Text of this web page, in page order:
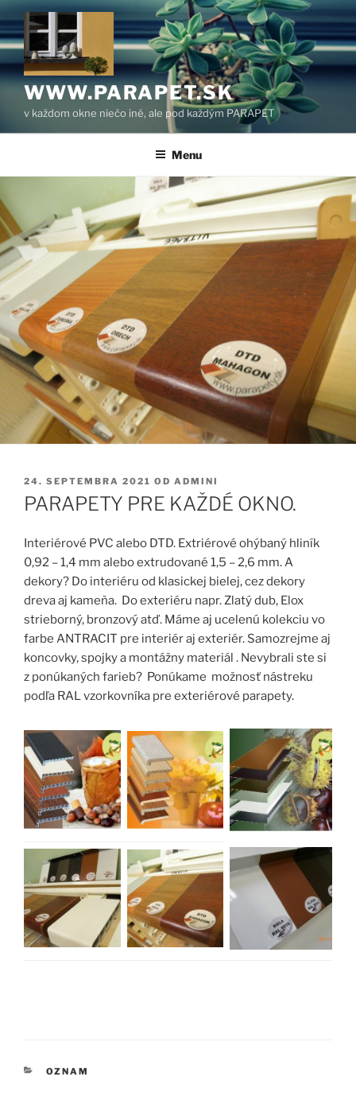
Prejsť
na
obsah
WWW.PARAPET.SK
v každom okne niečo iné, ale pod každým PARAPET
Menu
PUBLIKOVANÉ
24. SEPTEMBRA 2021 OD ADMINI
PARAPETY PRE KAŽDÉ OKNO.
Interiérové PVC alebo DTD. Extriérové ohýbaný hliník
0,92 – 1,4 mm alebo extrudované 1,5 – 2,6 mm. A
dekory? Do interiéru od klasickej bielej, cez dekory
dreva aj kameňa. Do exteriéru napr. Zlatý dub, Elox
strieborný, bronzový atď. Máme aj ucelenú kolekciu vo
farbe ANTRACIT pre interiér aj exteriér. Samozrejme aj
koncovky, spojky a montážny materiál . Nevybrali ste si
z ponúkaných farieb? Ponúkame možnosť nástreku
podľa RAL vzorkovníka pre exteriérové parapety.
KATEGÓRIE
OZNAM